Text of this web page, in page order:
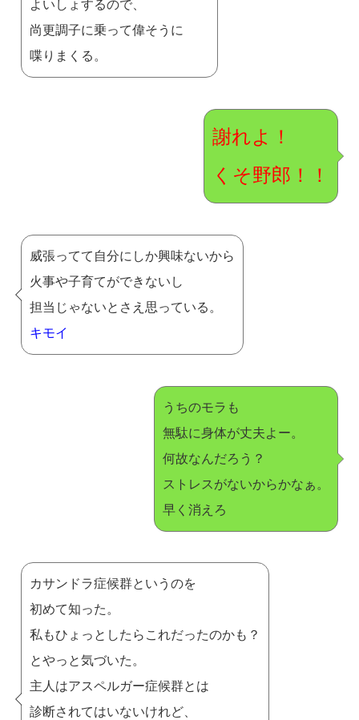
よいしょするので、
尚更調子に乗って偉そうに
喋りまくる。
謝れよ！
くそ野郎！！
威張ってて自分にしか興味ないから
火事や子育てができないし
担当じゃないとさえ思っている。
キモイ
うちのモラも
無駄に身体が丈夫よー。
何故なんだろう？
ストレスがないからかなぁ。
早く消えろ
カサンドラ症候群というのを
初めて知った。
私もひょっとしたらこれだったのかも？
とやっと気づいた。
主人はアスペルガー症候群とは
診断されてはいないけれど、